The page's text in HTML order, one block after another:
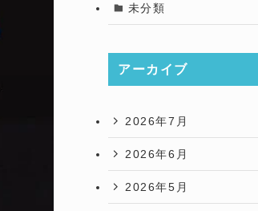
未分類
アーカイブ
2026年7月
2026年6月
2026年5月